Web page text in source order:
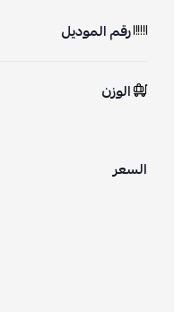
رقم الموديل
الوزن
السعر